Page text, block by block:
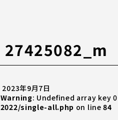
27425082_m
2023年9月7日
Warning: Undefined array key
2022/single-all.php on line84